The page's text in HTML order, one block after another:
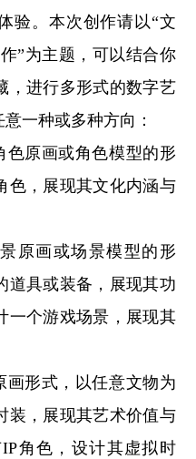
验。本次创作请以“文
”为主题，可以结合你
，进行多形式的数字艺
一种或多种方向：
色原画或角色模型的形
色，展现其文化内涵与
原画或场景模型的形
道具或装备，展现其功
一个游戏场景，展现其
画形式，以任意文物为
装，展现其艺术价值与
角色，设计其虚拟时